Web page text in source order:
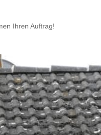
Ihren Auftrag!